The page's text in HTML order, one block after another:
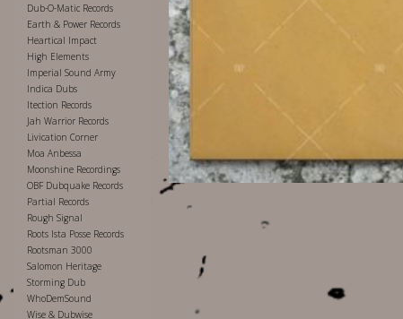
Dub-O-Matic Records
Earth & Power Records
Heartical Impact
High Elements
Imperial Sound Army
Indica Dubs
Itection Records
Jah Warrior Records
Livication Corner
Moa Anbessa
Moonshine Recordings
OBF Dubquake Records
Partial Records
Rough Signal
Roots Ista Posse Records
Rootsman 3000
Salomon Heritage
Storming Dub
WhoDemSound
Wise & Dubwise